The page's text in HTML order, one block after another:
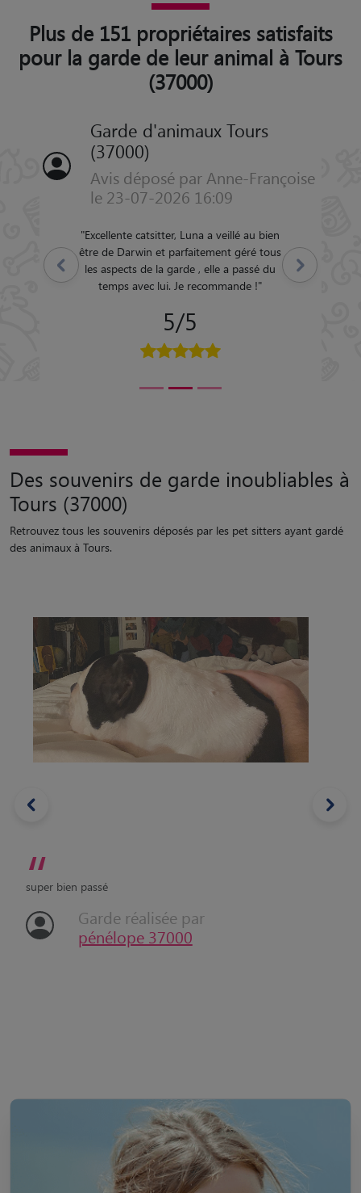
Plus de 151 propriétaires satisfaits
pour la garde de leur animal à Tours
(37000)
Garde d'animaux Tours
(37000)
Avis déposé par Anne-Françoise
le 23-07-2026 16:09
"Excellente catsitter, Luna a veillé au bien
être de Darwin et parfaitement géré tous
les aspects de la garde , elle a passé du
temps avec lui. Je recommande !"
5/5
Précédent Suivant
Des souvenirs de garde inoubliables à
Tours (37000)
Retrouvez tous les souvenirs déposés par les pet sitters ayant gardé
des animaux à Tours.
“
super bien passé
Garde réalisée par
pénélope 37000